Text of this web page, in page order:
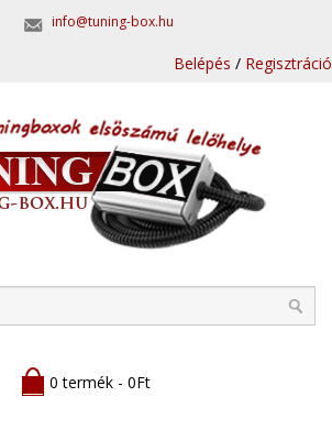
info@tuning-box.hu
Belépés / Regisztráció
0 termék - 0Ft